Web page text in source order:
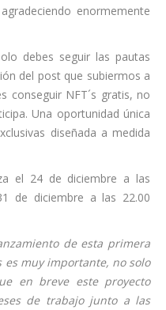
enormemente
debes seguir las pautas
del post que subiermos a
conseguir NFT´s gratis, no
Una oportunidad única
diseñada a medida
el 24 de diciembre a las
de diciembre a las 22.00
de esta primera
es muy importante, no solo
en breve este proyecto
de trabajo junto a las